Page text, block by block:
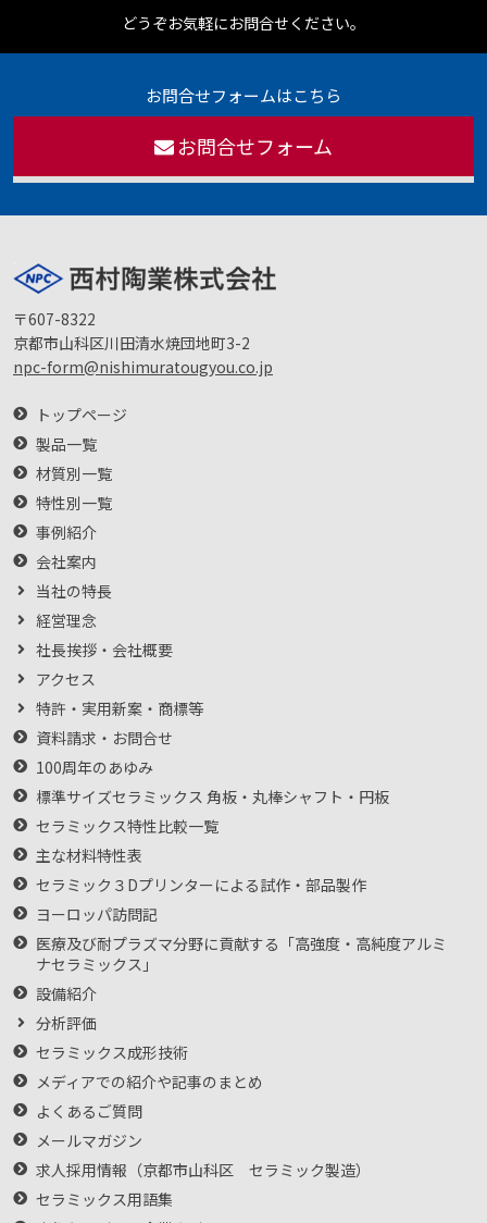
どうぞお気軽にお問合せください。
お問合せフォームはこちら
お問合せフォーム
〒607-8322
京都市山科区川田清水焼団地町3-2
npc-form@nishimuratougyou.co.jp
トップページ
製品一覧
材質別一覧
特性別一覧
事例紹介
会社案内
当社の特長
経営理念
社長挨拶・会社概要
アクセス
特許・実用新案・商標等
資料請求・お問合せ
100周年のあゆみ
標準サイズセラミックス 角板・丸棒シャフト・円板
セラミックス特性比較一覧
主な材料特性表
セラミック３Dプリンターによる試作・部品製作
ヨーロッパ訪問記
医療及び耐プラズマ分野に貢献する「高強度・高純度アルミ
ナセラミックス」
設備紹介
分析評価
セラミックス成形技術
メディアでの紹介や記事のまとめ
よくあるご質問
メールマガジン
求人採用情報（京都市山科区 セラミック製造）
セラミックス用語集